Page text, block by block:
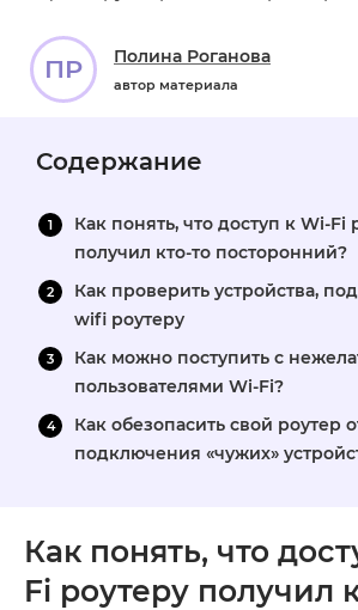
ПР Полина Роганова
автор материала
Содержание
Как понять, что доступ к Wi-Fi
получил кто-то посторонний?
Как проверить устройства,
wifi роутеру
Как можно поступить с
пользователями Wi-Fi?
Как обезопасить свой роутер
подключения «чужих»
Как понять, что
Fi роутеру получил